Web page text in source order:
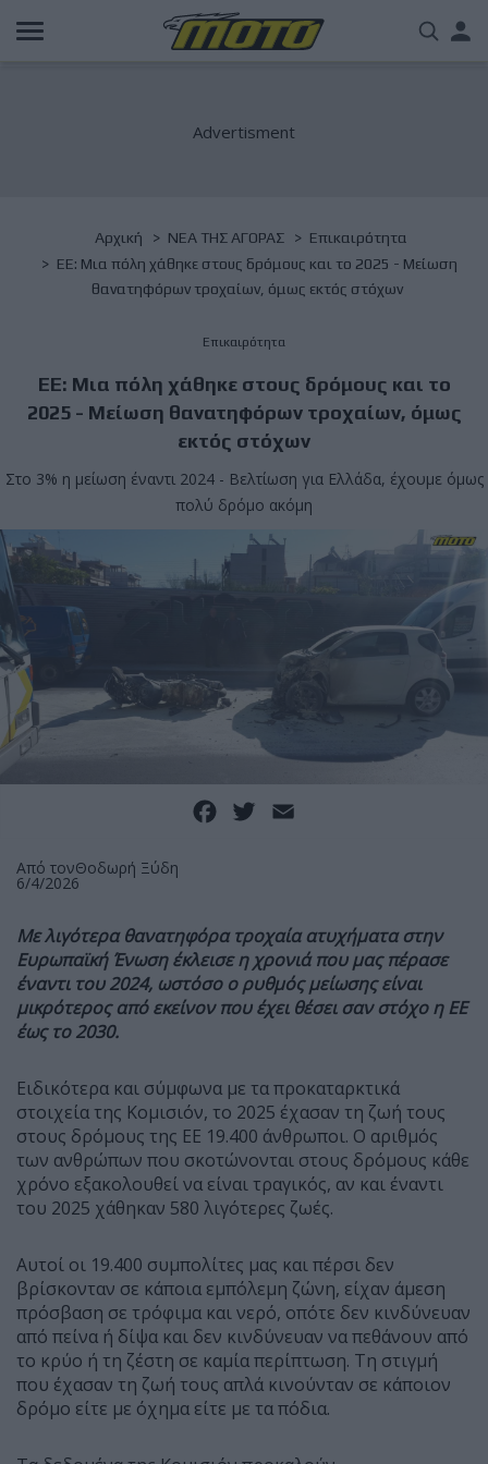
Παράκαμψη
προς
Breadcrumb
Αρχική NΕΑ ΤΗΣ ΑΓΟΡΑΣ
Επικαιρότητα
ΕΕ: Μια πόλη χάθηκε στους δρόμους και το 2025 - Μείωση
θανατηφόρων τροχαίων, όμως εκτός στόχων
Επικαιρότητα
ΕΕ: Μια πόλη χάθηκε στους δρόμους και το
2025 - Μείωση θανατηφόρων τροχαίων, όμως
εκτός στόχων
Στο 3% η μείωση έναντι 2024 - Βελτίωση για Ελλάδα, έχουμε όμως
πολύ δρόμο ακόμη
Facebook
Twitter
Από τονΘοδωρή Ξύδη
6/4/2026
Με λιγότερα θανατηφόρα τροχαία ατυχήματα στην
Ευρωπαϊκή Ένωση έκλεισε η χρονιά που μας πέρασε
έναντι του 2024, ωστόσο ο ρυθμός μείωσης είναι
μικρότερος από εκείνον που έχει θέσει σαν στόχο η ΕΕ
έως το 2030.
Ειδικότερα και σύμφωνα με τα προκαταρκτικά
στοιχεία της Κομισιόν, το 2025 έχασαν τη ζωή τους
στους δρόμους της ΕΕ 19.400 άνθρωποι. Ο αριθμός
των ανθρώπων που σκοτώνονται στους δρόμους κάθε
χρόνο εξακολουθεί να είναι τραγικός, αν και έναντι
του 2025 χάθηκαν 580 λιγότερες ζωές.
Αυτοί οι 19.400 συμπολίτες μας και πέρσι δεν
βρίσκονταν σε κάποια εμπόλεμη ζώνη, είχαν άμεση
πρόσβαση σε τρόφιμα και νερό, οπότε δεν κινδύνευαν
από πείνα ή δίψα και δεν κινδύνευαν να πεθάνουν από
το κρύο ή τη ζέστη σε καμία περίπτωση. Τη στιγμή
που έχασαν τη ζωή τους απλά κινούνταν σε κάποιον
δρόμο είτε με όχημα είτε με τα πόδια.